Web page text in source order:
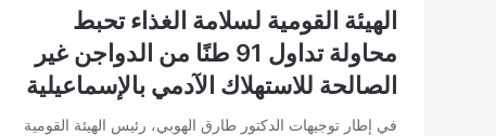
الهيئة القومية لسلامة الغذاء تحبط
محاولة تداول 91 طنًا من الدواجن غير
الصالحة للاستهلاك الآدمي بالإسماعيلية
في إطار توجيهات الدكتور طارق الهوبي، رئيس الهيئة القومية